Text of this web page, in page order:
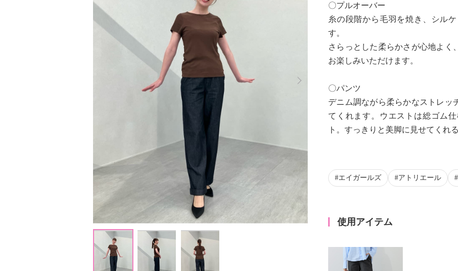
〇プルオーバー
糸の段階から毛羽を焼き、シル
す。
さらっとした柔らかさが心地よく
お楽しみいただけます。
〇パンツ
デニム調ながら柔らかなストレッ
てくれます。ウエストは総ゴム
ト。すっきりと美脚に見せてくれ
エイガールズ アトリエール
使用アイテム